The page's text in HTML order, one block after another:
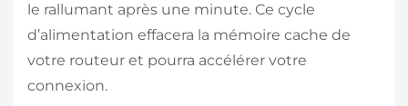
le rallumant après une minute. Ce cycle
d’alimentation effacera la mémoire cache de
votre routeur et pourra accélérer votre
connexion.